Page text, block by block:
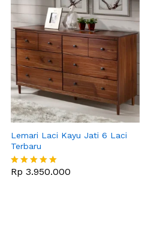
Lemari Laci Kayu Jati 6 Laci
Terbaru
Dinilai
Rp 3.950.000